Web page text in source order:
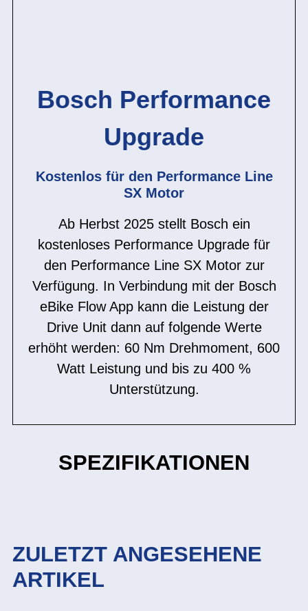
Bosch Performance
Upgrade
Kostenlos für den Performance Line
SX Motor
Ab Herbst 2025 stellt Bosch ein
kostenloses Performance Upgrade für
den Performance Line SX Motor zur
Verfügung. In Verbindung mit der Bosch
eBike Flow App kann die Leistung der
Drive Unit dann auf folgende Werte
erhöht werden: 60 Nm Drehmoment, 600
Watt Leistung und bis zu 400 %
Unterstützung.
SPEZIFIKATIONEN
ZULETZT ANGESEHENE
ARTIKEL